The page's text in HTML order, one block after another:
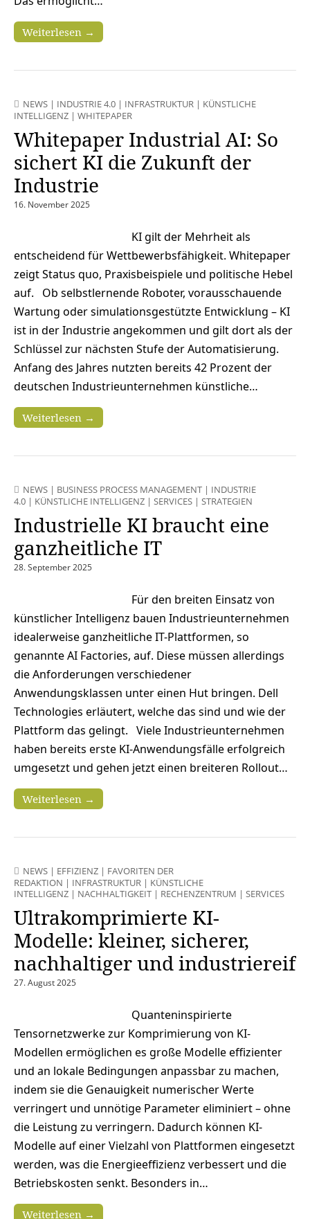
Weiterlesen →
NEWS | INDUSTRIE 4.0 | INFRASTRUKTUR | KÜNSTLICHE
INTELLIGENZ | WHITEPAPER
Whitepaper Industrial AI: So
sichert KI die Zukunft der
Industrie
16. November 2025
KI gilt der Mehrheit als
entscheidend für Wettbewerbsfähigkeit. Whitepaper
zeigt Status quo, Praxisbeispiele und politische Hebel
auf. Ob selbstlernende Roboter, vorausschauende
Wartung oder simulationsgestützte Entwicklung – KI
ist in der Industrie angekommen und gilt dort als der
Schlüssel zur nächsten Stufe der Automatisierung.
Anfang des Jahres nutzten bereits 42 Prozent der
deutschen Industrieunternehmen künstliche…
Weiterlesen →
NEWS | BUSINESS PROCESS MANAGEMENT | INDUSTRIE
4.0 | KÜNSTLICHE INTELLIGENZ | SERVICES | STRATEGIEN
Industrielle KI braucht eine
ganzheitliche IT
28. September 2025
Für den breiten Einsatz von
künstlicher Intelligenz bauen Industrieunternehmen
idealerweise ganzheitliche IT-Plattformen, so
genannte AI Factories, auf. Diese müssen allerdings
die Anforderungen verschiedener
Anwendungsklassen unter einen Hut bringen. Dell
Technologies erläutert, welche das sind und wie der
Plattform das gelingt. Viele Industrieunternehmen
haben bereits erste KI-Anwendungsfälle erfolgreich
umgesetzt und gehen jetzt einen breiteren Rollout…
Weiterlesen →
NEWS | EFFIZIENZ | FAVORITEN DER
REDAKTION | INFRASTRUKTUR | KÜNSTLICHE
INTELLIGENZ | NACHHALTIGKEIT | RECHENZENTRUM | SERVICES
Ultrakomprimierte KI-
Modelle: kleiner, sicherer,
nachhaltiger und industriereif
27. August 2025
Quanteninspirierte
Tensornetzwerke zur Komprimierung von KI-
Modellen ermöglichen es große Modelle effizienter
und an lokale Bedingungen anpassbar zu machen,
indem sie die Genauigkeit numerischer Werte
verringert und unnötige Parameter eliminiert – ohne
die Leistung zu verringern. Dadurch können KI-
Modelle auf einer Vielzahl von Plattformen eingesetzt
werden, was die Energieeffizienz verbessert und die
Betriebskosten senkt. Besonders in…
Weiterlesen →